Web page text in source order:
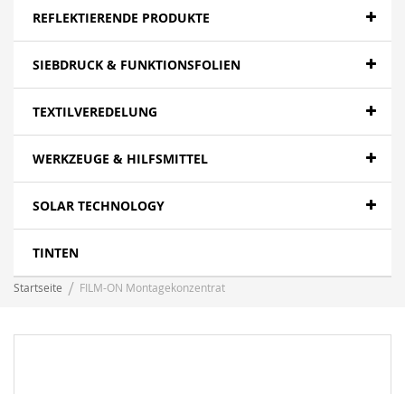
REFLEKTIERENDE PRODUKTE
SIEBDRUCK & FUNKTIONSFOLIEN
TEXTILVEREDELUNG
WERKZEUGE & HILFSMITTEL
SOLAR TECHNOLOGY
TINTEN
Startseite FILM-ON Montagekonzentrat